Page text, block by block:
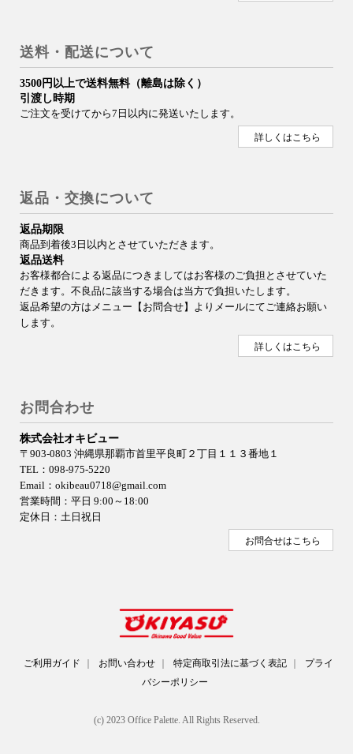
送料・配送について
3500円以上で送料無料（離島は除く）
引渡し時期
ご注文を受けてから7日以内に発送いたします。
詳しくはこちら
返品・交換について
返品期限
商品到着後3日以内とさせていただきます。
返品送料
お客様都合による返品につきましてはお客様のご負担とさせていた
だきます。不良品に該当する場合は当方で負担いたします。
返品希望の方はメニュー【お問合せ】よりメールにてご連絡お願い
します。
詳しくはこちら
お問合わせ
株式会社オキビュー
〒903-0803 沖縄県那覇市首里平良町２丁目１１３番地１
TEL：098-975-5220
Email：okibeau0718@gmail.com
営業時間：平日 9:00～18:00
定休日：土日祝日
お問合せはこちら
ご利用ガイド お問い合わせ 特定商取引法に基づく表記
プライ
バシーポリシー
(c) 2023 Office Palette. All Rights Reserved.